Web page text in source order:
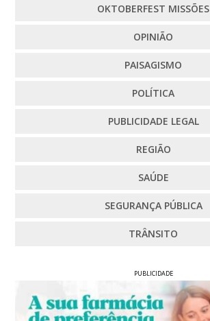
OKTOBERFEST MISSÕES
OPINIÃO
PAISAGISMO
POLÍTICA
PUBLICIDADE LEGAL
REGIÃO
SAÚDE
SEGURANÇA PÚBLICA
TRÂNSITO
PUBLICIDADE